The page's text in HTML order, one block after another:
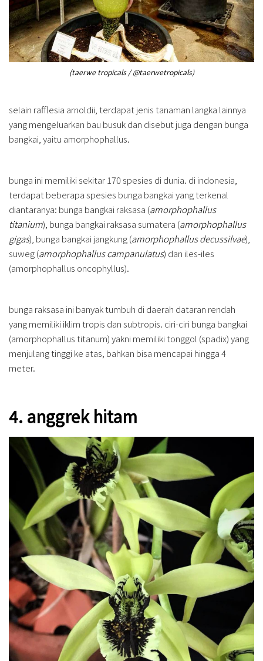
(taerwe tropicals / @taerwetropicals)
selain rafflesia arnoldii, terdapat jenis tanaman langka lainnya
yang mengeluarkan bau busuk dan disebut juga dengan bunga
bangkai, yaitu amorphophallus.
bunga ini memiliki sekitar 170 spesies di dunia. di indonesia,
terdapat beberapa spesies bunga bangkai yang terkenal
diantaranya: bunga bangkai raksasa (amorphophallus
titanium), bunga bangkai raksasa sumatera (amorphophallus
gigas), bunga bangkai jangkung (amorphophallus decussilvae),
suweg (amorphophallus campanulatus) dan iles-iles
(amorphophallus oncophyllus).
bunga raksasa ini banyak tumbuh di daerah dataran rendah
yang memiliki iklim tropis dan subtropis. ciri-ciri bunga bangkai
(amorphophallus titanum) yakni memiliki tonggol (spadix) yang
menjulang tinggi ke atas, bahkan bisa mencapai hingga 4
meter.
4. anggrek hitam